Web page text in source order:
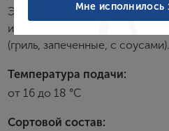
Это вино прекрасно
или говядины в различных
(гриль, запеченные, с соусами).
Температура подачи:
от 16 до 18 °С
Сортовой состав:
Мне исполнилось
Создание
Имя